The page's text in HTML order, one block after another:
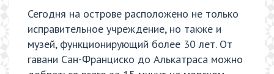
Сегодня на острове расположено не только
исправительное учреждение, но также и
музей, функционирующий более 30 лет. От
гавани Сан-Франциско до Алькатраса можно